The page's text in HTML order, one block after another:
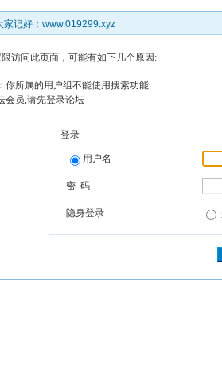
家记好：www.019299.xyz
访问此页面，可能有如下几个原因:
你所属的用户组不能使用搜索功能
会员,请先登录论坛
登录
用户名
密 码
隐身登录